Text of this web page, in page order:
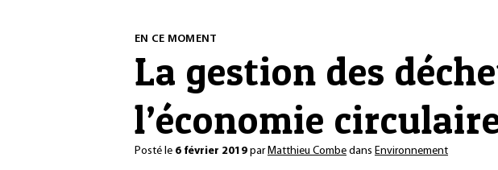
EN CE MOMENT
La gestion des
l’économie
Posté le 6 février 2019 par Matthieu Combe dans Environnement